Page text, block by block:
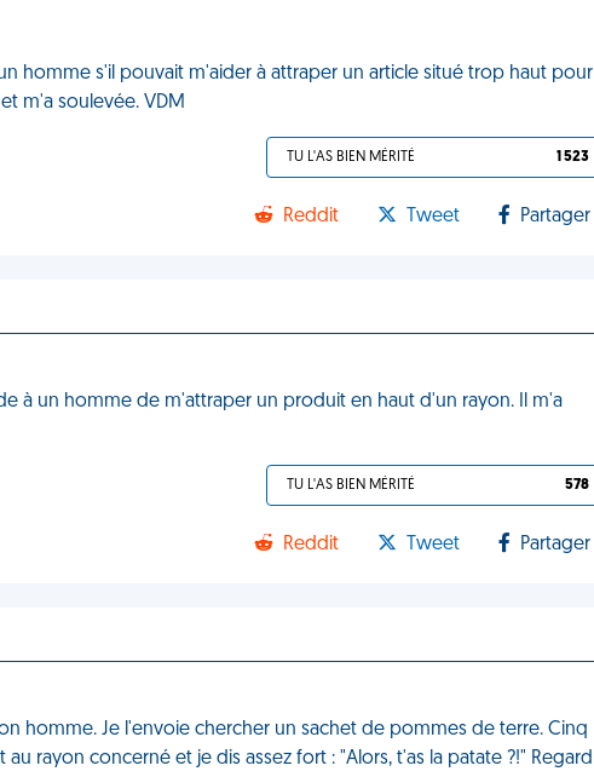
homme s'il pouvait m'aider à attraper un article situé trop haut pour
m'a soulevée. VDM
TU L'AS BIEN MÉRITÉ 1 523
Reddit Tweet Partager
à un homme de m'attraper un produit en haut d'un rayon. Il m'a
TU L'AS BIEN MÉRITÉ 578
Reddit Tweet Partager
homme. Je l'envoie chercher un sachet de pommes de terre. Cinq
rayon concerné et je dis assez fort : "Alors, t'as la patate ?!" Regard